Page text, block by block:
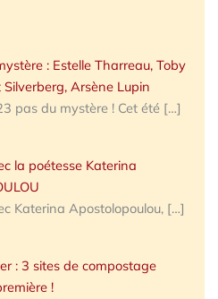
: Estelle Tharreau, Toby
Silverberg, Arsène Lupin
pas du mystère ! Cet été […]
la poétesse Katerina
Katerina Apostolopoulou, […]
: 3 sites de compostage
!